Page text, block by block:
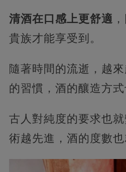
清酒在口感上更舒適
貴族才能享受到。
隨著時間的流逝，越
的習慣，酒的釀造方式
古人對純度的要求也
術越先進，酒的度數也